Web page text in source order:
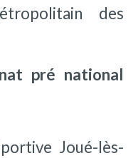
des
pré national
Joué-lès-